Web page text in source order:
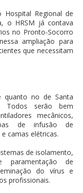
Regional de
o HRSM já contava
no Pronto-Socorro
ampliação para
que necessitam
no de Santa
Todos serão bem
mecânicos,
de infusão de
camas elétricas.
de isolamento,
de
do vírus e
profissionais.